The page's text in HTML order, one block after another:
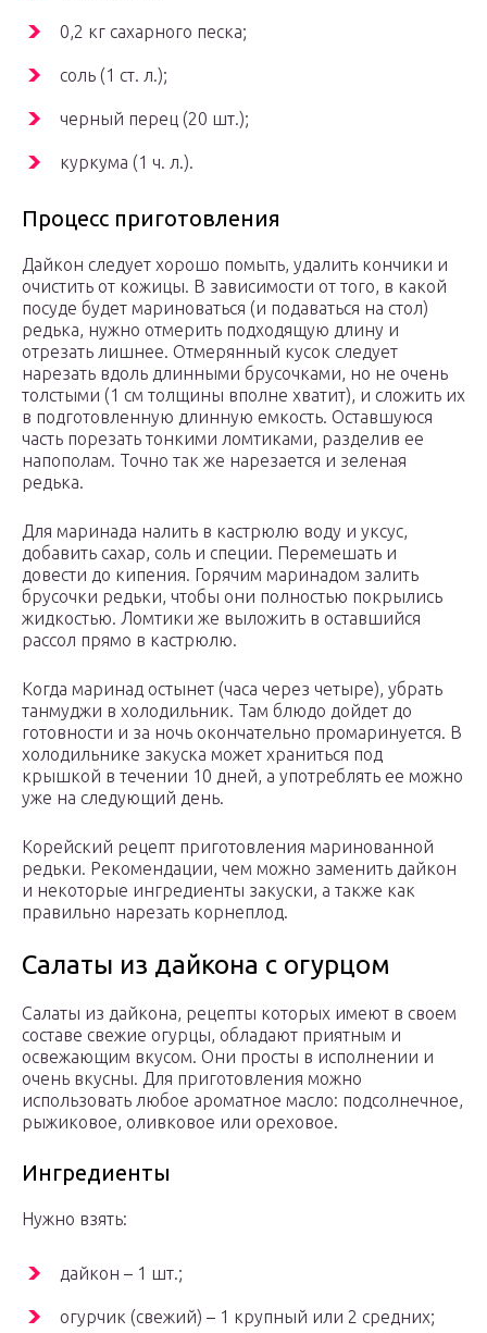
0,2 кг сахарного песка;
соль (1 ст. л.);
черный перец (20 шт.);
куркума (1 ч. л.).
Процесс приготовления
Дайкон следует хорошо помыть, удалить кончики и
очистить от кожицы. В зависимости от того, в какой
посуде будет мариноваться (и подаваться на стол)
редька, нужно отмерить подходящую длину и
отрезать лишнее. Отмерянный кусок следует
нарезать вдоль длинными брусочками, но не очень
толстыми (1 см толщины вполне хватит), и сложить их
в подготовленную длинную емкость. Оставшуюся
часть порезать тонкими ломтиками, разделив ее
напополам. Точно так же нарезается и зеленая
редька.
Для маринада налить в кастрюлю воду и уксус,
добавить сахар, соль и специи. Перемешать и
довести до кипения. Горячим маринадом залить
брусочки редьки, чтобы они полностью покрылись
жидкостью. Ломтики же выложить в оставшийся
рассол прямо в кастрюлю.
Когда маринад остынет (часа через четыре), убрать
танмуджи в холодильник. Там блюдо дойдет до
готовности и за ночь окончательно промаринуется. В
холодильнике закуска может храниться под
крышкой в течении 10 дней, а употреблять ее можно
уже на следующий день.
Корейский рецепт приготовления маринованной
редьки. Рекомендации, чем можно заменить дайкон
и некоторые ингредиенты закуски, а также как
правильно нарезать корнеплод.
Салаты из дайкона с огурцом
Салаты из дайкона, рецепты которых имеют в своем
составе свежие огурцы, обладают приятным и
освежающим вкусом. Они просты в исполнении и
очень вкусны. Для приготовления можно
использовать любое ароматное масло: подсолнечное,
рыжиковое, оливковое или ореховое.
Ингредиенты
Нужно взять:
дайкон – 1 шт.;
огурчик (свежий) – 1 крупный или 2 средних;